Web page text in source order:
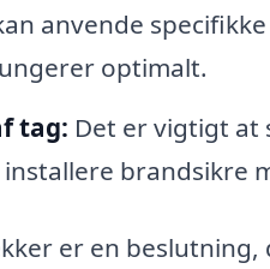
anvende
optimalt.
tag: Det er vigtigt at
brandsikre
er en